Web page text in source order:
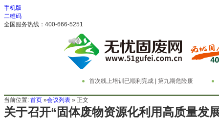
手机版
二维码
全国服务热线：400-666-5251
首次线上培训已顺利完成 | 第九期危险废
物管理与技术实务精英特训营 务
当前位置: 首页 »会议列表 » 正文
关于召开“固体废物资源化利用高质量发